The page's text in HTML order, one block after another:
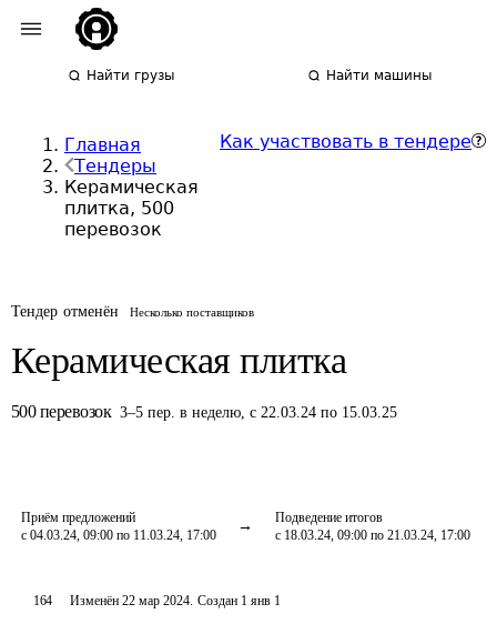
Найти грузы Найти машины
Главная
Тендеры
Керамическая
плитка, 500
перевозок
Как участвовать в тендере
Тендер отменён Несколько поставщиков
Керамическая плитка
500 перевозок 3–5 пер. в неделю,с 22.03.24 по 15.03.25
Приём предложений
с 04.03.24, 09:00 по 11.03.24, 17:00
Подведение итогов
с 18.03.24, 09:00 по 21.03.24, 17:00
164 Изменён22 мар 2024. Создан 1 янв 1